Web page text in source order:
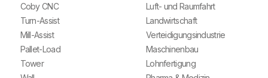
Coby CNC
Turn-Assist
Mill-Assist
Pallet-Load
Tower
Luft- und Raumfahrt
Landwirtschaft
Verteidigungsindustrie
Maschinenbau
Lohnfertigung